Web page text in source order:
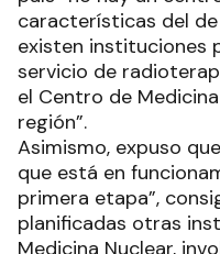
características del de
existen instituciones
servicio de
el Centro de
región”.
Asimismo, expuso
que está en
primera etapa”,
planificadas otras
Medicina Nuclear,